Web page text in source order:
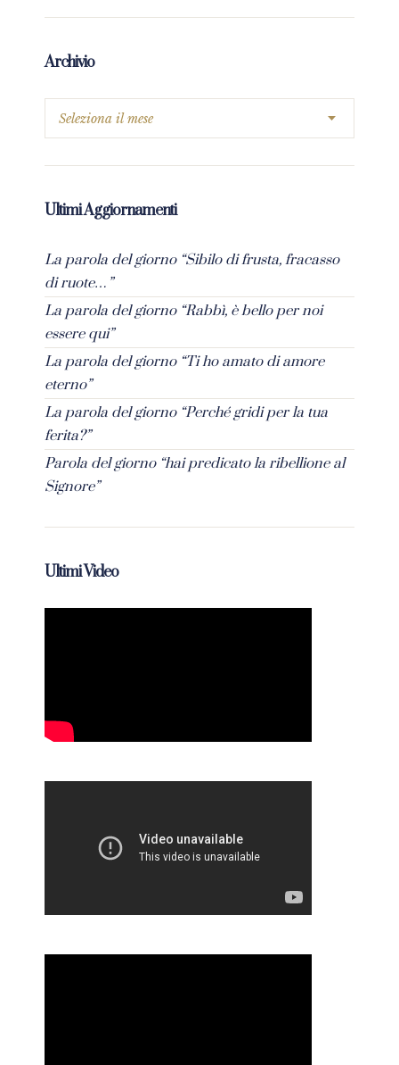
Archivio
Ultimi Aggiornamenti
La parola del giorno “Sibilo di frusta, fracasso
di ruote…”
La parola del giorno “Rabbì, è bello per noi
essere qui”
La parola del giorno “Ti ho amato di amore
eterno”
La parola del giorno “Perché gridi per la tua
ferita?”
Parola del giorno “hai predicato la ribellione al
Signore”
Ultimi Video